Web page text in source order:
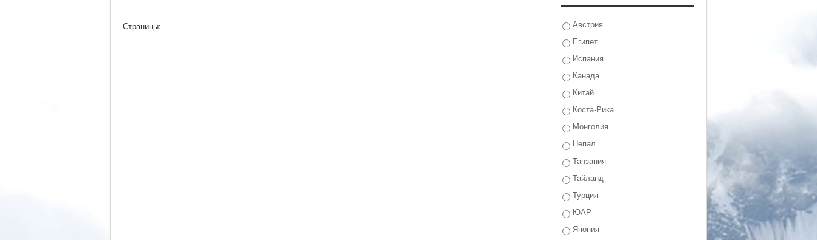
Страницы:
Австрия
Египет
Испания
Канада
Китай
Коста-Рика
Монголия
Непал
Танзания
Тайланд
Турция
ЮАР
Япония